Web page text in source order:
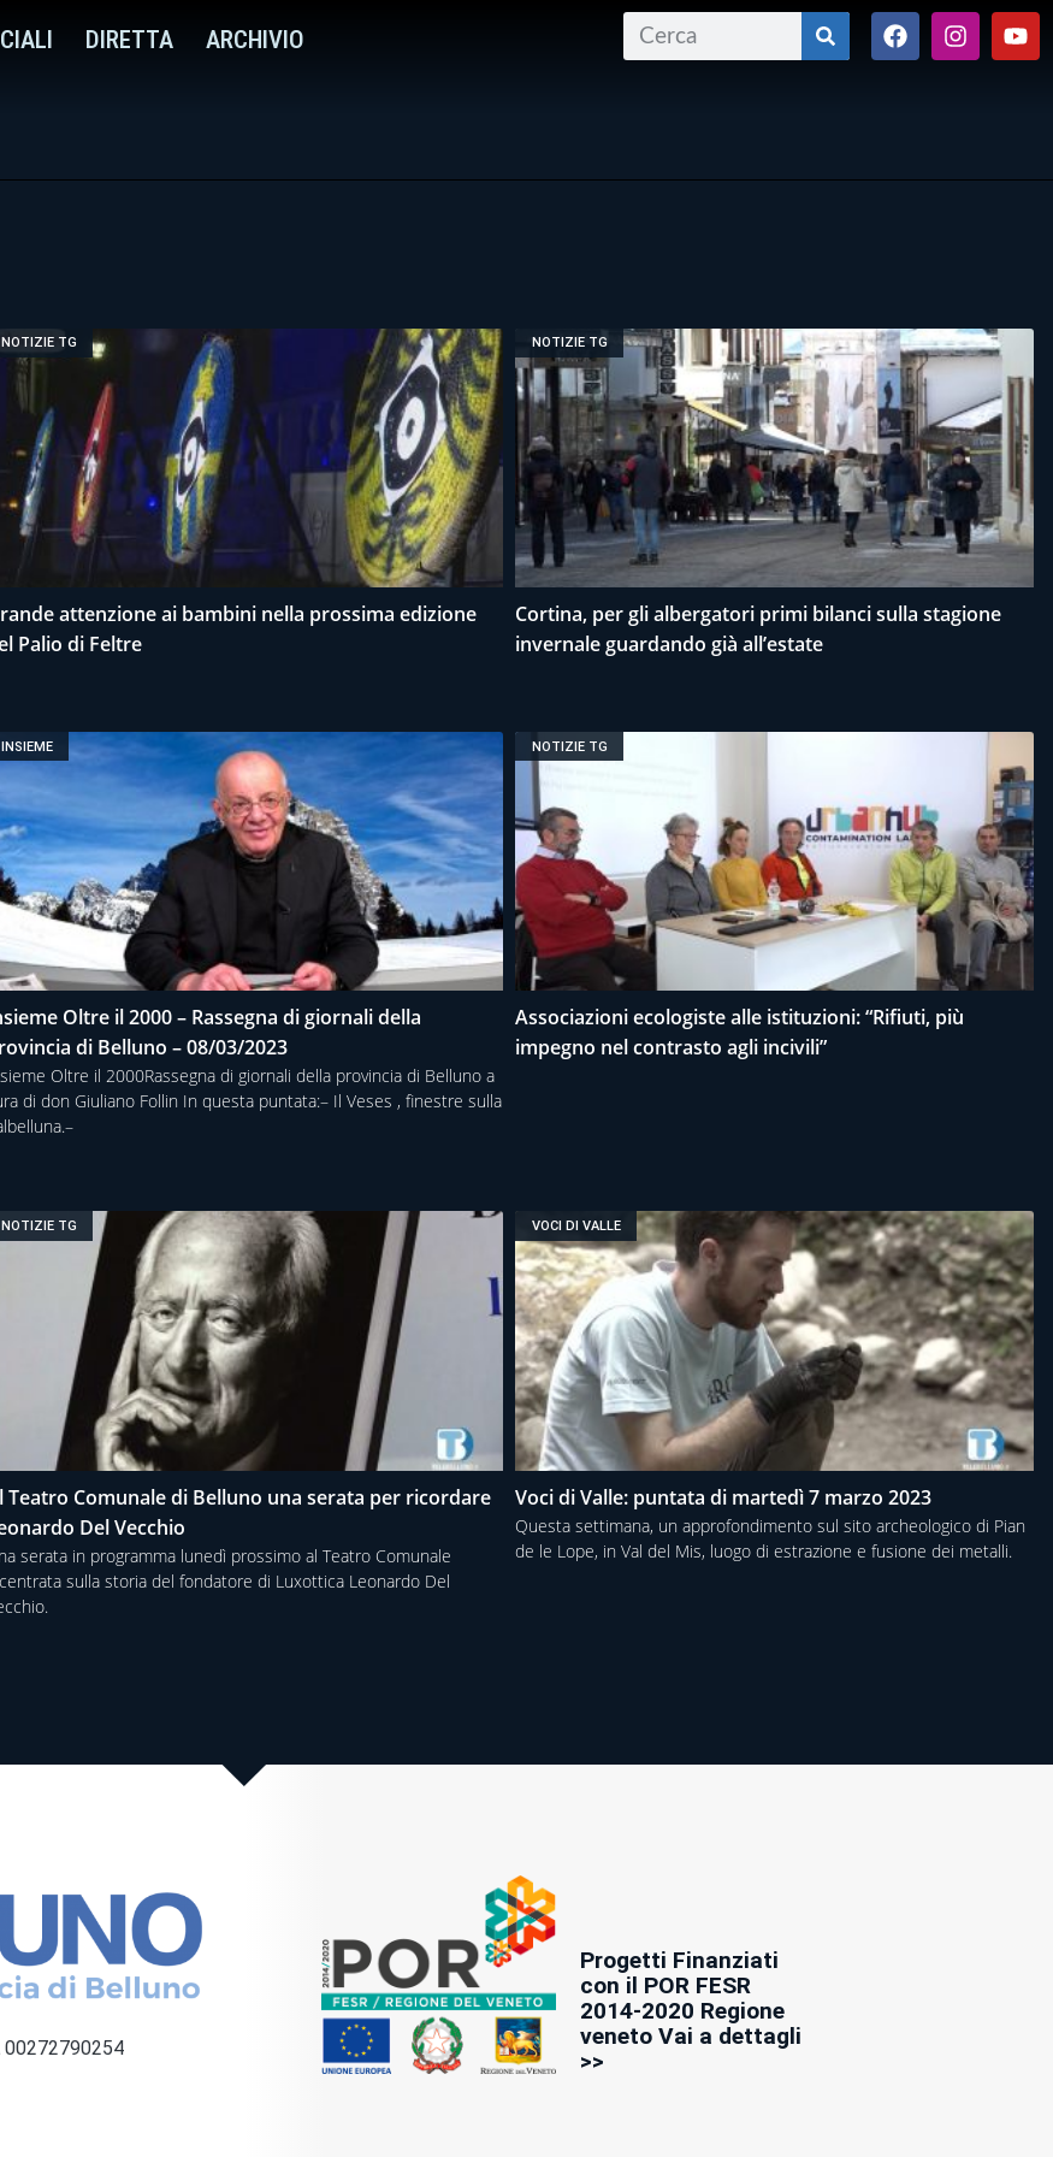
DIRETTA ARCHIVIO
NOTIZIE TG
attenzione ai bambini nella prossima edizione
Palio di Feltre
NOTIZIE TG
Cortina, per gli albergatori primi bilanci sulla stagione
invernale guardando già all’estate
INSIEME
Oltre il 2000 – Rassegna di giornali della
di Belluno – 08/03/2023
Oltre il 2000Rassegna di giornali della provincia di Belluno a
di don Giuliano Follin In questa puntata:– Il Veses , finestre sulla
NOTIZIE TG
Associazioni ecologiste alle istituzioni: “Rifiuti, più
impegno nel contrasto agli incivili”
NOTIZIE TG
Teatro Comunale di Belluno una serata per ricordare
Del Vecchio
serata in programma lunedì prossimo al Teatro Comunale
sulla storia del fondatore di Luxottica Leonardo Del
VOCI DI VALLE
Voci di Valle: puntata di martedì 7 marzo 2023
Questa settimana, un approfondimento sul sito archeologico di Pian
de le Lope, in Val del Mis, luogo di estrazione e fusione dei metalli.
Progetti Finanziati
con il POR FESR
2014-2020 Regione
veneto Vai a dettagli
>>